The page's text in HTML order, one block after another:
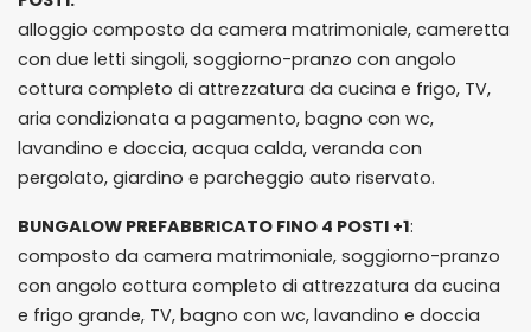
alloggio composto da camera matrimoniale, cameretta
con due letti singoli, soggiorno-pranzo con angolo
cottura completo di attrezzatura da cucina e frigo, TV,
aria condizionata a pagamento, bagno con wc,
lavandino e doccia, acqua calda, veranda con
pergolato, giardino e parcheggio auto riservato.
BUNGALOW PREFABBRICATO FINO 4 POSTI +1:
composto da camera matrimoniale, soggiorno-pranzo
con angolo cottura completo di attrezzatura da cucina
e frigo grande, TV, bagno con wc, lavandino e doccia